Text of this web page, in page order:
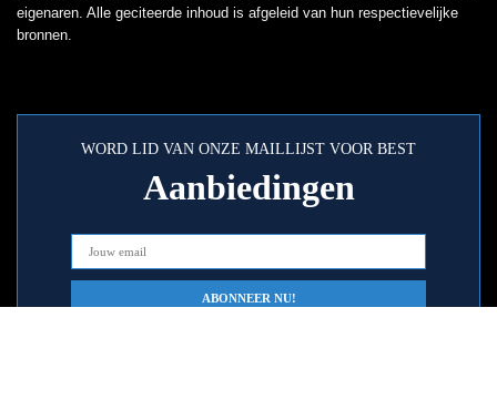
eigenaren. Alle geciteerde inhoud is afgeleid van hun respectievelijke
bronnen.
WORD LID VAN ONZE MAILLIJST VOOR BEST
Aanbiedingen